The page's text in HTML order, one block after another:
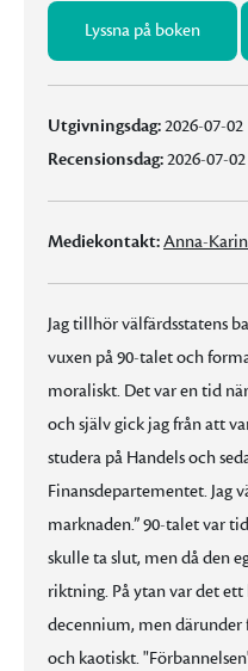
Lyssna på boken
Utgivningsdag:2026-07-02
Recensionsdag:2026-07-02
Mediekontakt:Anna-
Jag tillhör välfärdsstatens
vuxen på 90-talet och
moraliskt. Det var en tid
och själv gick jag från att
studera på Handels och
Finansdepartementet. Jag
marknaden.” 90-talet var
skulle ta slut, men då den
riktning. På ytan var det
decennium, men därunder
och kaotiskt.